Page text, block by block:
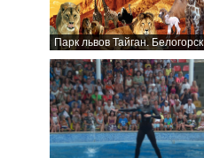
Парк львов Тайган. Белогорск